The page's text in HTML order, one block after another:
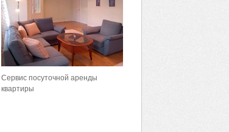
Сервис посуточной аренды
квартиры